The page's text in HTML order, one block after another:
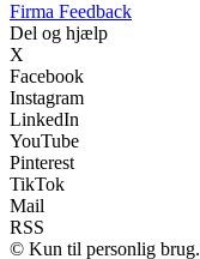
Firma Feedback
Del og hjælp
X
Facebook
Instagram
LinkedIn
YouTube
Pinterest
TikTok
Mail
RSS
© Kun til personlig brug.